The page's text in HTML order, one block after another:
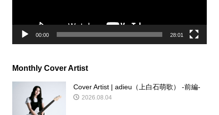
00:00 28:01
Monthly Cover Artist
Cover Artist | adieu（上白石萌歌） -前編-
2026.08.04